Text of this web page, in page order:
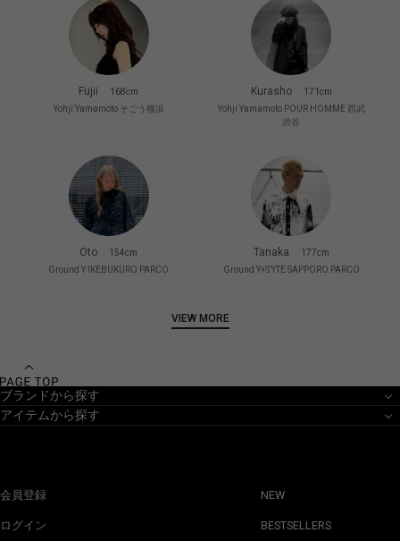
Fujii
168cm
Yohji Yamamoto そごう横浜
Kurasho
171cm
Yohji Yamamoto POUR HOMME 西武
渋谷
Oto
154cm
Ground Y IKEBUKURO PARCO
Tanaka
177cm
Ground Y+S’YTE SAPPORO PARCO
VIEW MORE
ブランドから探す
アイテムから探す
会員登録
ログイン
NEW
BESTSELLERS